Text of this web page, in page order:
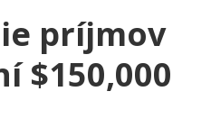
príjmov
$150,000